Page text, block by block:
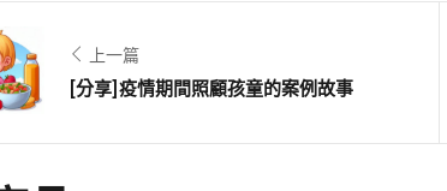
上一篇
[分享]疫情期間照顧孩童的案例故事